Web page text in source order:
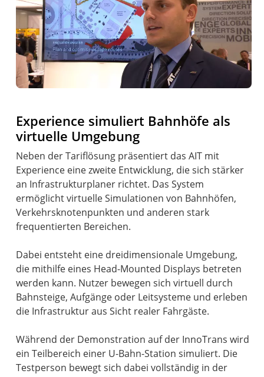
Experience simuliert Bahnhöfe als
virtuelle Umgebung
Neben der Tariflösung präsentiert das AIT mit
Experience eine zweite Entwicklung, die sich stärker
an Infrastrukturplaner richtet. Das System
ermöglicht virtuelle Simulationen von Bahnhöfen,
Verkehrsknotenpunkten und anderen stark
frequentierten Bereichen.
Dabei entsteht eine dreidimensionale Umgebung,
die mithilfe eines Head-Mounted Displays betreten
werden kann. Nutzer bewegen sich virtuell durch
Bahnsteige, Aufgänge oder Leitsysteme und erleben
die Infrastruktur aus Sicht realer Fahrgäste.
Während der Demonstration auf der InnoTrans wird
ein Teilbereich einer U-Bahn-Station simuliert. Die
Testperson bewegt sich dabei vollständig in der